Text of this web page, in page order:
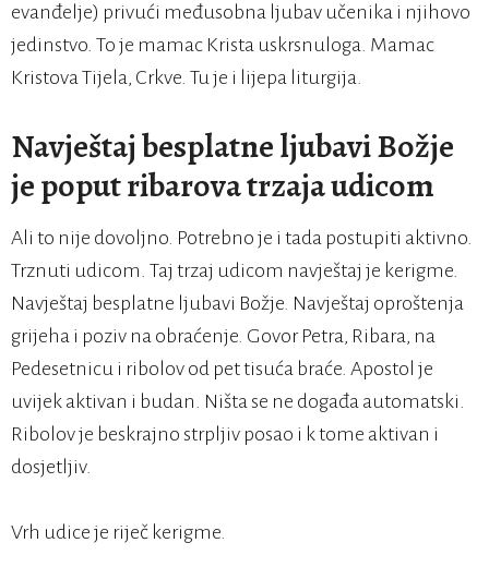
evanđelje) privući međusobna ljubav učenika i njihovo
jedinstvo. To je mamac Krista uskrsnuloga. Mamac
Kristova Tijela, Crkve. Tu je i lijepa liturgija.
Navještaj besplatne ljubavi Božje
je poput ribarova trzaja udicom
Ali to nije dovoljno. Potrebno je i tada postupiti aktivno.
Trznuti udicom. Taj trzaj udicom navještaj je kerigme.
Navještaj besplatne ljubavi Božje. Navještaj oproštenja
grijeha i poziv na obraćenje. Govor Petra, Ribara, na
Pedesetnicu i ribolov od pet tisuća braće. Apostol je
uvijek aktivan i budan. Ništa se ne događa automatski.
Ribolov je beskrajno strpljiv posao i k tome aktivan i
dosjetljiv.
Vrh udice je riječ kerigme.